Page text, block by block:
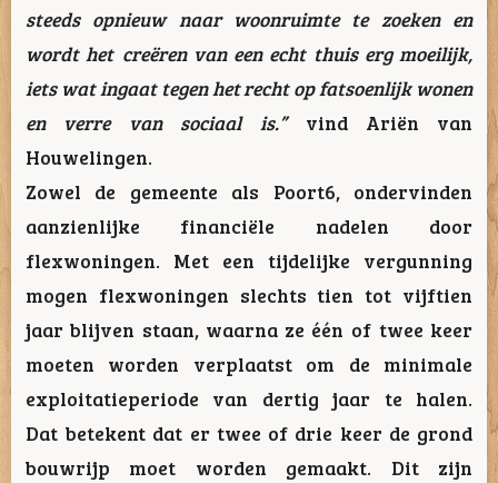
steeds opnieuw naar woonruimte te zoeken en
wordt het creëren van een echt thuis erg moeilijk,
iets wat ingaat tegen het recht op fatsoenlijk wonen
en verre van sociaal is.”vind Ariën van
Houwelingen.
Zowel de gemeente als Poort6, ondervinden
aanzienlijke financiële nadelen door
flexwoningen. Met een tijdelijke vergunning
mogen flexwoningen slechts tien tot vijftien
jaar blijven staan, waarna ze één of twee keer
moeten worden verplaatst om de minimale
exploitatieperiode van dertig jaar te halen.
Dat betekent dat er twee of drie keer de grond
bouwrijp moet worden gemaakt. Dit zijn